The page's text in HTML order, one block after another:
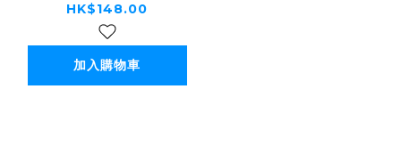
HK$148.00
加入購物車